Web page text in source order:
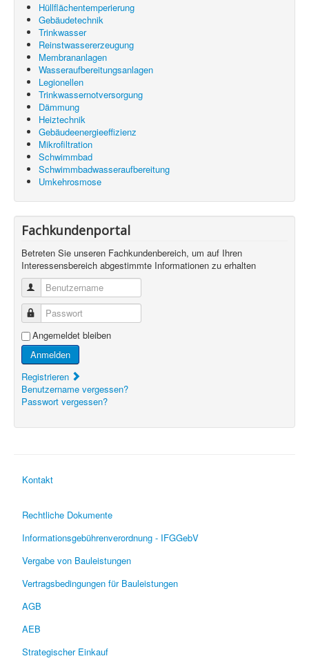
Hüllflächentemperierung
Gebäudetechnik
Trinkwasser
Reinstwassererzeugung
Membrananlagen
Wasseraufbereitungsanlagen
Legionellen
Trinkwassernotversorgung
Dämmung
Heiztechnik
Gebäudeenergieeffizienz
Mikrofiltration
Schwimmbad
Schwimmbadwasseraufbereitung
Umkehrosmose
Fachkundenportal
Betreten Sie unseren Fachkundenbereich, um auf Ihren
Interessensbereich abgestimmte Informationen zu erhalten
Benutzername
Passwort
Angemeldet bleiben
Anmelden
Registrieren
Benutzername vergessen?
Passwort vergessen?
Kontakt
Rechtliche Dokumente
Informationsgebührenverordnung - IFGGebV
Vergabe von Bauleistungen
Vertragsbedingungen für Bauleistungen
AGB
AEB
Strategischer Einkauf